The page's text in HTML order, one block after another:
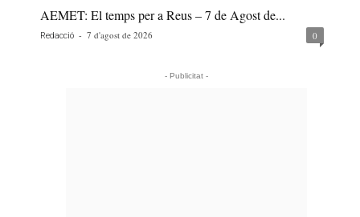
AEMET: El temps per a Reus – 7 de Agost de...
Redacció - 7 d'agost de 2026 0
- Publicitat -